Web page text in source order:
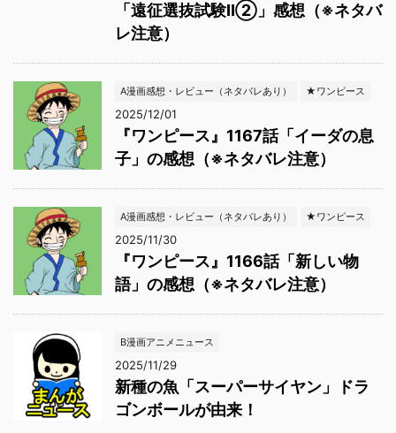
「遠征選抜試験Ⅱ②」感想（※ネタバ
レ注意）
A漫画感想・レビュー（ネタバレあり） ★ワンピース
2025/12/01
『ワンピース』1167話「イーダの息
子」の感想（※ネタバレ注意）
A漫画感想・レビュー（ネタバレあり） ★ワンピース
2025/11/30
『ワンピース』1166話「新しい物
語」の感想（※ネタバレ注意）
B漫画アニメニュース
2025/11/29
新種の魚「スーパーサイヤン」ドラ
ゴンボールが由来！